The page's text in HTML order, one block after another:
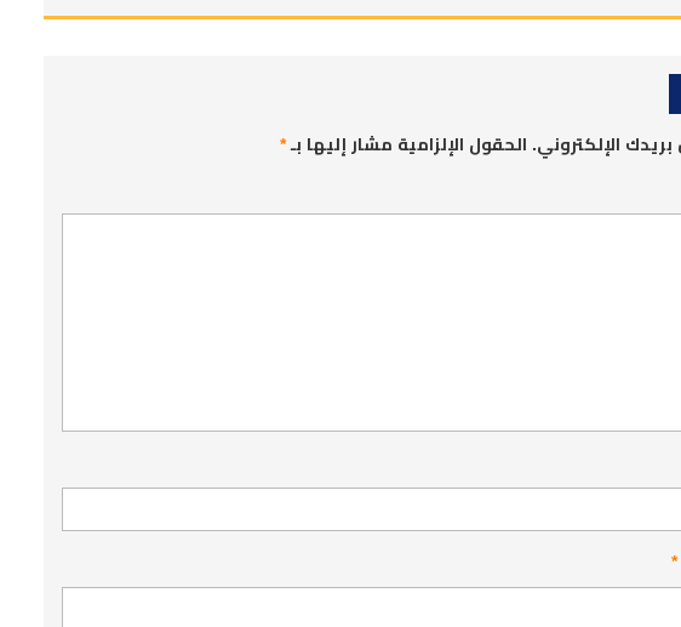
الإلكتروني. الحقول الإلزامية مشار إليها بـ*
*